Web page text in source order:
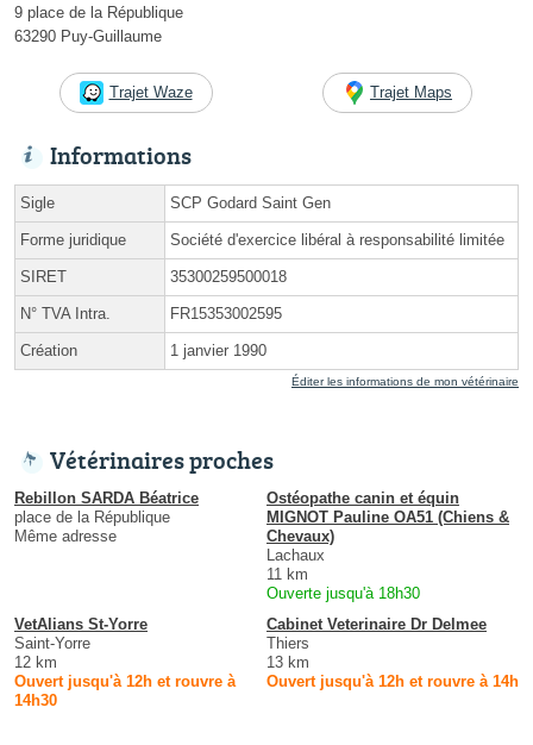
9 place de la République
63290 Puy-Guillaume
Trajet Waze Trajet Maps
Informations
Sigle SCP Godard Saint Gen
Forme juridique Société d'exercice libéral à responsabilité limitée
SIRET 35300259500018
N° TVA Intra. FR15353002595
Création 1 janvier 1990
Éditer les informations de mon vétérinaire
Vétérinaires proches
Rebillon SARDA Béatrice
place de la République
Même adresse
Ostéopathe canin et équin
MIGNOT Pauline OA51 (Chiens &
Chevaux)
Lachaux
11 km
Ouverte jusqu'à 18h30
VetAlians St-Yorre
Saint-Yorre
12 km
Ouvert jusqu'à 12h et rouvre à
14h30
Cabinet Veterinaire Dr Delmee
Thiers
13 km
Ouvert jusqu'à 12h et rouvre à 14h